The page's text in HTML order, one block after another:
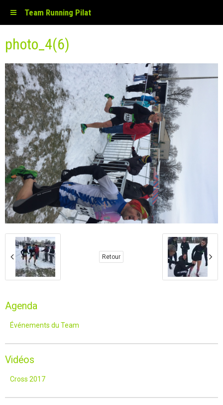
Team Running Pilat
photo_4(6)
Retour
Agenda
Événements du Team
Vidéos
Cross 2017